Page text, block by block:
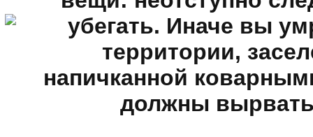
убегать. Иначе вы
территории,
напичканной
должны